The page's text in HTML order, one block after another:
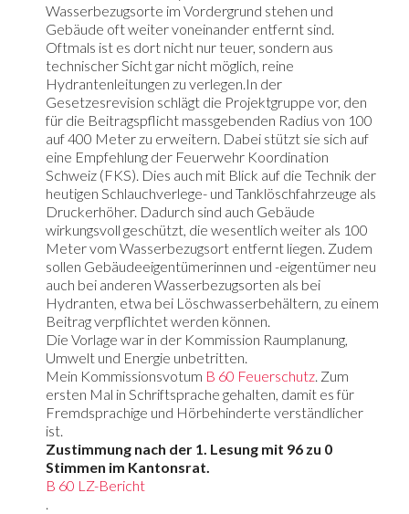
Wasserbezugsorte im Vordergrund stehen und
Gebäude oft weiter voneinander entfernt sind.
Oftmals ist es dort nicht nur teuer, sondern aus
technischer Sicht gar nicht möglich, reine
Hydrantenleitungen zu verlegen.In der
Gesetzesrevision schlägt die Projektgruppe vor, den
für die Beitragspflicht massgebenden Radius von 100
auf 400 Meter zu erweitern. Dabei stützt sie sich auf
eine Empfehlung der Feuerwehr Koordination
Schweiz (FKS). Dies auch mit Blick auf die Technik der
heutigen Schlauchverlege- und Tanklöschfahrzeuge als
Druckerhöher. Dadurch sind auch Gebäude
wirkungsvoll geschützt, die wesentlich weiter als 100
Meter vom Wasserbezugsort entfernt liegen. Zudem
sollen Gebäudeeigentümerinnen und -eigentümer neu
auch bei anderen Wasserbezugsorten als bei
Hydranten, etwa bei Löschwasserbehältern, zu einem
Beitrag verpflichtet werden können.
Die Vorlage war in der Kommission Raumplanung,
Umwelt und Energie unbetritten.
Mein Kommissionsvotum B 60 Feuerschutz. Zum
ersten Mal in Schriftsprache gehalten, damit es für
Fremdsprachige und Hörbehinderte verständlicher
ist.
Zustimmung nach der 1. Lesung mit 96 zu 0
Stimmen im Kantonsrat.
B 60 LZ-Bericht
.